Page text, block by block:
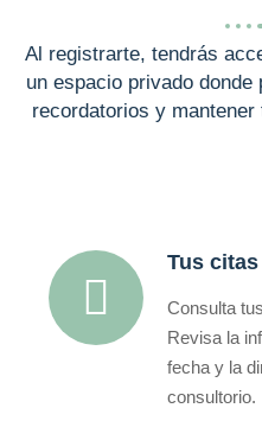
Al registrarte, tendrás
un espacio privado
recordatorios y
Tus
Consulta
Revisa la
fecha y la
consultorio.